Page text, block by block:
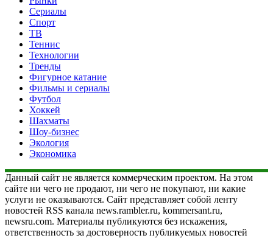
Сериалы
Спорт
ТВ
Теннис
Технологии
Тренды
Фигурное катание
Фильмы и сериалы
Футбол
Хоккей
Шахматы
Шоу-бизнес
Экология
Экономика
Данный сайт не является коммерческим проектом. На этом
сайте ни чего не продают, ни чего не покупают, ни какие
услуги не оказываются. Сайт представляет собой ленту
новостей RSS канала news.rambler.ru, kommersant.ru,
newsru.com. Материалы публикуются без искажения,
ответственность за достоверность публикуемых новостей